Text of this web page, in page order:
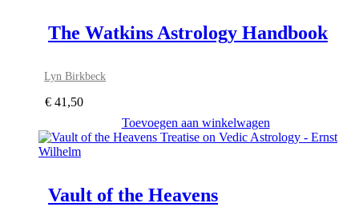
The Watkins Astrology Handbook
Lyn Birkbeck
€ 41,50
Toevoegen aan winkelwagen
Vault of the Heavens